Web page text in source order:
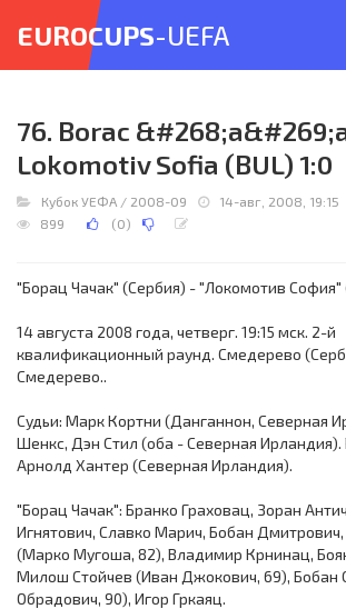
EUROCUPS-UEFA
76. Borac
Lokomotiv Sofia (BUL) 1:0
Кубок УЕФА / 2008-09 14-авг, 2008, 19:15
899
(0)
"Борац Чачак" (Сербия) - "Локомотив София"
14 августа 2008 года, четверг. 19:15 мск. 2-й
квалификационный раунд. Смедерево
Смедерево..
Судьи: Марк Кортни (Данганнон, Северная
Шенкс, Дэн Стил (оба - Северная Ирландия).
Арнолд Хантер (Северная Ирландия).
"Борац Чачак": Бранко Граховац, Зоран
Игнятович, Славко Марич, Бобан
(Марко Мугоша, 82), Владимир Крнинац,
Милош Стойчев (Иван Джокович, 69), Бобан
Обрадович, 90), Игор Гркаяц.